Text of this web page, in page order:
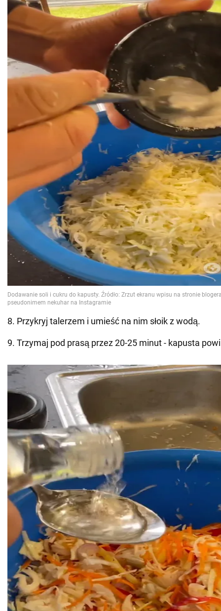
8. Przykryj talerzem i umieść na nim słoik z wodą.
9. Trzymaj pod prasą przez 20-25 minut - kapusta